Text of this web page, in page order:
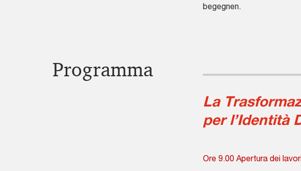
begegnen.
Programma
La
per l’Identità
Ore 9.00 Apertura dei